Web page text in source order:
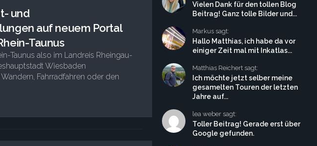
und
auf neuem Portal
Taunus
Taunus also im Landreis Rheingau-
Wiesbaden
Fahrradfahren oder den
Vielen Dank für den tollen Blog
Beitrag! Ganz tolle Bilder und...
Markus sagt:
Hallo Matthias, ich habe da vor
einiger Zeit mal mit Inkatlas...
Matthias Reichert sagt:
Ich möchte jetzt selber meine
gesamelten Touren der letzten
Jahre auf...
lea weber sagt:
Toller Beitrag! Gerade erst über
Google gefunden.